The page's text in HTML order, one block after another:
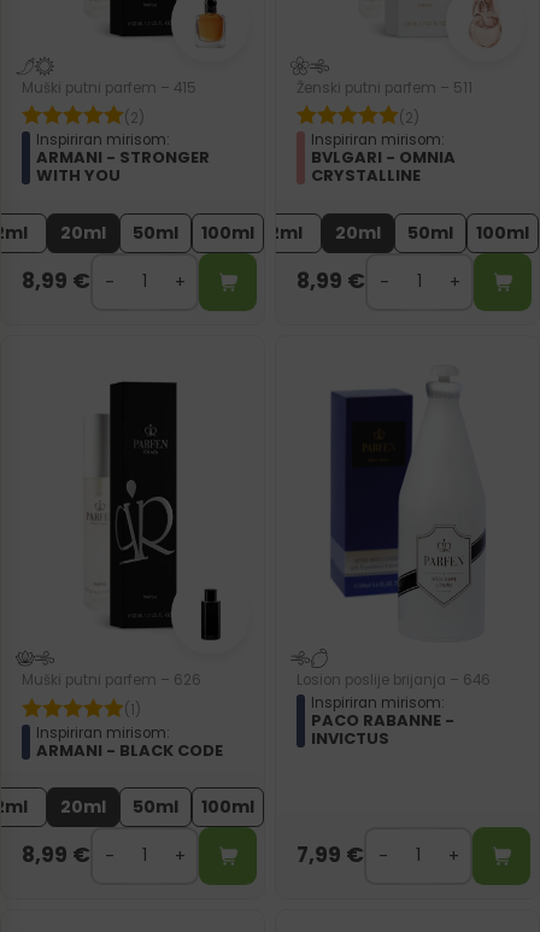
Muški putni parfem – 415
(2)
Inspiriran mirisom:
ARMANI - STRONGER
WITH YOU
20ml 50ml 100ml
8,99 €
Ženski putni parfem – 511
(2)
Inspiriran mirisom:
BVLGARI - OMNIA
CRYSTALLINE
2ml 20ml 50ml 100ml
8,99 €
Muški putni parfem – 626
(1)
Inspiriran mirisom:
ARMANI - BLACK CODE
20ml 50ml 100ml
8,99 €
Losion poslije brijanja – 646
Inspiriran mirisom:
PACO RABANNE -
INVICTUS
7,99 €